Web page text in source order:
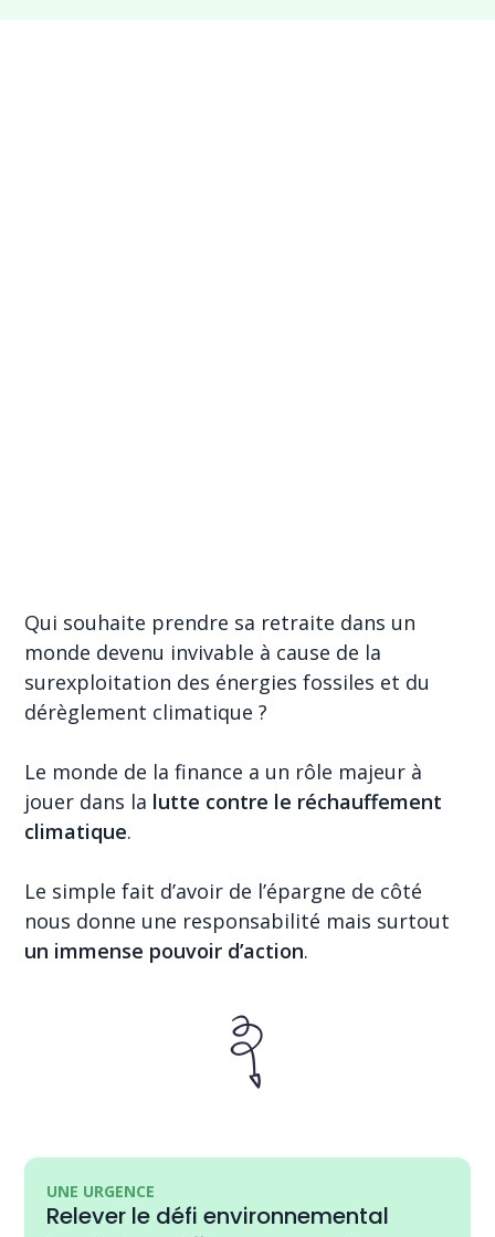
Qui souhaite prendre sa retraite dans un
monde devenu invivable à cause de la
surexploitation des énergies fossiles et du
dérèglement climatique ?
Le monde de la finance a un rôle majeur à
jouer dans la lutte contre le réchauffement
climatique.
Le simple fait d’avoir de l’épargne de côté
nous donne une responsabilité mais surtout
un immense pouvoir d’action.
UNE URGENCE
Relever le défi environnemental